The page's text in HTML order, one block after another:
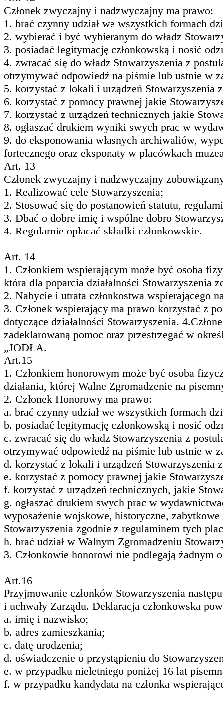
Członek zwyczajny i nadzwyczajny ma prawo:
1. brać czynny udział we wszystkich formach
2. wybierać i być wybieranym do władz
3. posiadać legitymację członkowską i nosić
4. zwracać się do władz Stowarzyszenia z
otrzymywać odpowiedź na piśmie lub ustnie w
5. korzystać z lokali i urządzeń Stowarzyszenia
6. korzystać z pomocy prawnej jakie
7. korzystać z urządzeń technicznych jakie
8. ogłaszać drukiem wyniki swych prac w
9. do eksponowania własnych archiwaliów,
fortecznego oraz eksponaty w placówkach
Art. 13
Członek zwyczajny i nadzwyczajny
1. Realizować cele Stowarzyszenia;
2. Stosować się do postanowień statutu,
3. Dbać o dobre imię i wspólne dobro
4. Regularnie opłacać składki członkowskie.
Art. 14
1. Członkiem wspierającym może być osoba
która dla poparcia działalności Stowarzyszenia
2. Nabycie i utrata członkostwa wspierającego
3. Członek wspierający ma prawo korzystać z
dotyczące działalności Stowarzyszenia.
zadeklarowaną pomoc oraz przestrzegać w
„JODŁA.
Art.15
1. Członkiem honorowym może być osoba
działania, której Walne Zgromadzenie na
2. Członek Honorowy ma prawo:
a. brać czynny udział we wszystkich formach
b. posiadać legitymację członkowską i nosić
c. zwracać się do władz Stowarzyszenia z
otrzymywać odpowiedź na piśmie lub ustnie w
d. korzystać z lokali i urządzeń Stowarzyszenia
e. korzystać z pomocy prawnej jakie
f. korzystać z urządzeń technicznych, jakie
g. ogłaszać drukiem swych prac w
wyposażenie wojskowe, historyczne,
Stowarzyszenia zgodnie z regulaminem tych
h. brać udział w Walnym Zgromadzeniu
3. Członkowie honorowi nie podlegają żadnym
Art.16
Przyjmowanie członków Stowarzyszenia
i uchwały Zarządu. Deklaracja członkowska
a. imię i nazwisko;
b. adres zamieszkania;
c. datę urodzenia;
d. oświadczenie o przystąpieniu do
e. w przypadku nieletniego poniżej 16 lat
f. w przypadku kandydata na członka